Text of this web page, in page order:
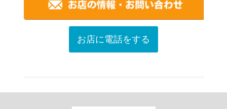
お店に電話をする